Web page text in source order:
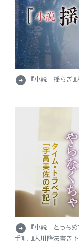
arrow_circle_right 『小説 揺らぎ』
arrow_circle_right
『小説 とっちめ
手記」』大川隆法書き